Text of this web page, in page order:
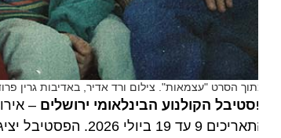
הסרט "עצמאות". צילום ורד אדיר, באדיבות גרין פרודקשנס
הקולנוע הבינלאומי ירושלים
התאריכים 9 עד 19